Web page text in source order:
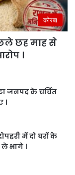
कोरबा
छह माह से
।
जनपद के चर्चित
।
में दो घरों के
भागे ।